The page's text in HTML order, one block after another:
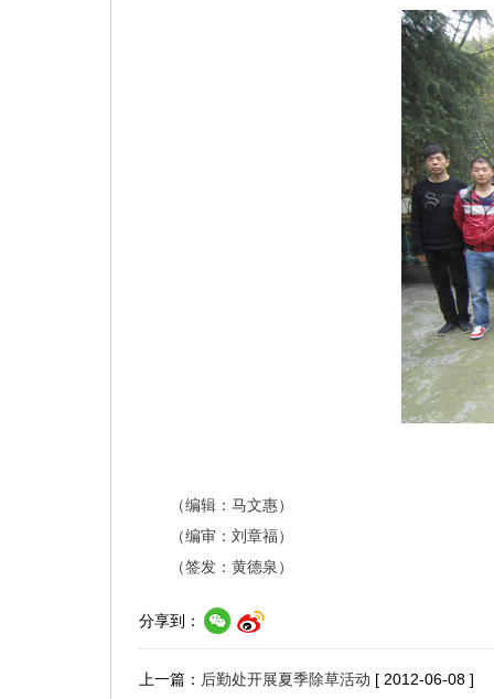
（编辑：马文惠）
（编审：刘章福）
（签发：黄德泉）
分享到：
上一篇： 后勤处开展夏季除草活动 [ 2012-06-08 ]